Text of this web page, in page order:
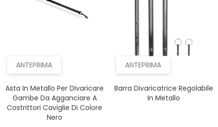
ANTEPRIMA
Asta In Metallo Per Divaricare
Gambe Da Agganciare A
Costrittori Caviglie Di Colore
Nero
ANTEPRIMA
Barra Divaricatrice Regolabile
In Metallo